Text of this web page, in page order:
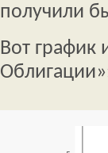
получили
Вот график